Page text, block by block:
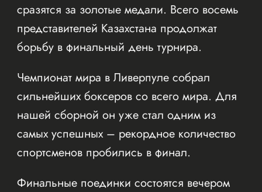
сразятся за золотые медали. Всего восемь
представителей Казахстана продолжат
борьбу в финальный день турнира.
Чемпионат мира в Ливерпуле собрал
сильнейших боксеров со всего мира. Для
нашей сборной он уже стал одним из
самых успешных – рекордное количество
спортсменов пробились в финал.
Финальные поединки состоятся вечером